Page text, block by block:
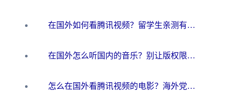
在国外如何看腾讯视频？留学生亲测有效的回国加速方案
在国外怎么听国内的音乐？别让版权限制断了你的华语歌单
怎么在国外看腾讯视频的电影？海外党亲测有效的回国加速指南